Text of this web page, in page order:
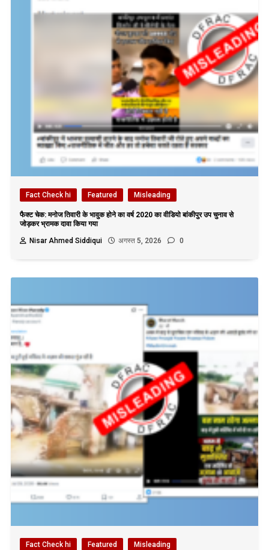
Fact Check hi Featured Misleading
फैक्ट चेक: मनोज तिवारी के भावुक होने का वर्ष 2020 का वीडियो बांकीपुर उप चुनाव से
जोड़कर भ्रामक दावा किया गया
Nisar Ahmed Siddiqui
अगस्त 5, 2026 0
Fact Check hi Featured Misleading